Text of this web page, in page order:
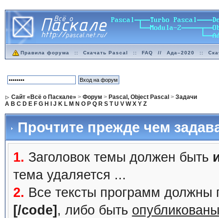
Правила форума :: Скачать Pascal :: FAQ // Ада–2020 ::
Сайт «Всё о Паскале» > Форум > Pascal, Object Pascal > Задачи
A B C D E F G H J K L M N O P Q R S T U V W X Y Z
Прочтите прежде чем
1. Заголовок темы должен быть
тема удаляется ...
2. Все тексты программ должны
[/code] , либо быть